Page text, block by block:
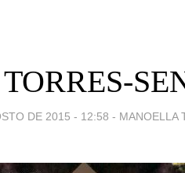
DE 2015 - 12:58 - MANOELLA